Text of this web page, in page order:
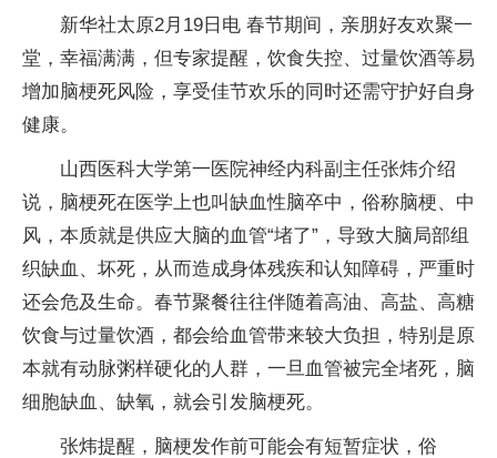
新华社太原2月19日电 春节期间，亲朋好友欢聚一
堂，幸福满满，但专家提醒，饮食失控、过量饮酒等易
增加脑梗死风险，享受佳节欢乐的同时还需守护好自身
健康。
山西医科大学第一医院神经内科副主任张炜介绍
说，脑梗死在医学上也叫缺血性脑卒中，俗称脑梗、中
风，本质就是供应大脑的血管“堵了”，导致大脑局部组
织缺血、坏死，从而造成身体残疾和认知障碍，严重时
还会危及生命。春节聚餐往往伴随着高油、高盐、高糖
饮食与过量饮酒，都会给血管带来较大负担，特别是原
本就有动脉粥样硬化的人群，一旦血管被完全堵死，脑
细胞缺血、缺氧，就会引发脑梗死。
张炜提醒，脑梗发作前可能会有短暂症状，俗